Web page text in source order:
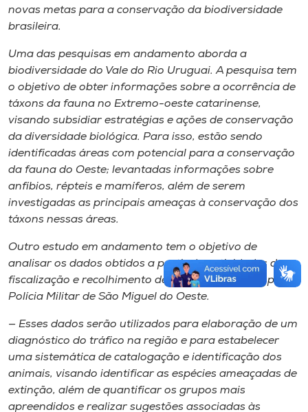
novas metas para a conservação da biodiversidade
brasileira.
Uma das pesquisas em andamento aborda a
biodiversidade do Vale do Rio Uruguai. A pesquisa tem
o objetivo de obter informações sobre a ocorrência de
táxons da fauna no Extremo-oeste catarinense,
visando subsidiar estratégias e ações de conservação
da diversidade biológica. Para isso, estão sendo
identificadas áreas com potencial para a conservação
da fauna do Oeste; levantadas informações sobre
anfíbios, répteis e mamíferos, além de serem
investigadas as principais ameaças à conservação dos
táxons nessas áreas.
Outro estudo em andamento tem o objetivo de
analisar os dados obtidos a partir das atividades de
fiscalização e recolhimento de animais silvestres pela
Polícia Militar de São Miguel do Oeste.
— Esses dados serão utilizados para elaboração de um
diagnóstico do tráfico na região e para estabelecer
uma sistemática de catalogação e identificação dos
animais, visando identificar as espécies ameaçadas de
extinção, além de quantificar os grupos mais
apreendidos e realizar sugestões associadas às